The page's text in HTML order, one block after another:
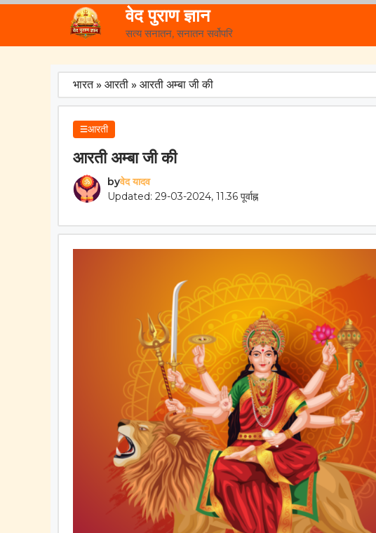
Skip
content
वेद पुराण ज्ञान
सत्य सनातन, सनातन सर्वोपरि
भारत» आरती » आरती अम्बा जी की
आरती
आरती अम्बा जी की
byवेद यादव
Updated: 29-03-2024, 11.36 पूर्वाह्न